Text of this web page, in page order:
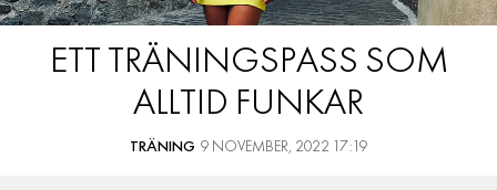
BLOGGAR
MEMBER
KATEGORIER
ETT TRÄNINGSPASS SOM
ALLTID FUNKAR
TRÄNING 9 NOVEMBER, 2022 17:19